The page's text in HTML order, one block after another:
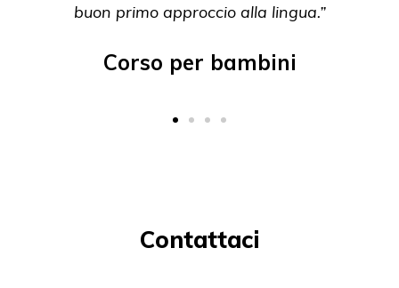
buon primo approccio alla lingua.”
Corso per bambini
Contattaci